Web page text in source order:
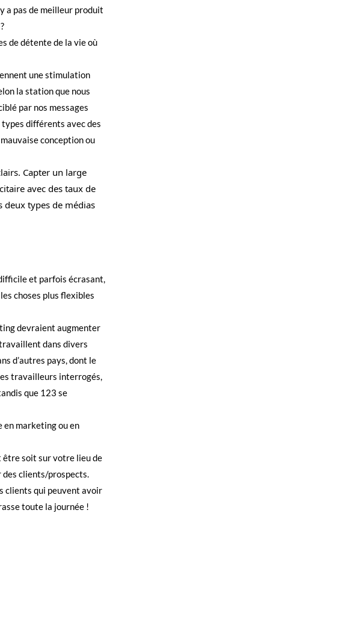
a pas de meilleur produit
de détente de la vie où
une stimulation
la station que nous
par nos messages
différents avec des
conception ou
Capter un large
avec des taux de
deux types de médias
et parfois écrasant,
choses plus flexibles
devraient augmenter
dans divers
d’autres pays, dont le
travailleurs interrogés,
que 123 se
en marketing ou en
être soit sur votre lieu de
clients/prospects.
clients qui peuvent avoir
toute la journée !